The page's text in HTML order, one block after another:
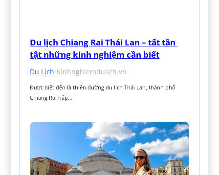
Du lịch Chiang Rai Thái Lan – tất tần
tật những kinh nghiệm cần biết
Du Lịch·Kinhnghiemdulich.vn
Được biết đến là thiên đường du lịch Thái Lan, thành phố
Chiang Rai hấp…